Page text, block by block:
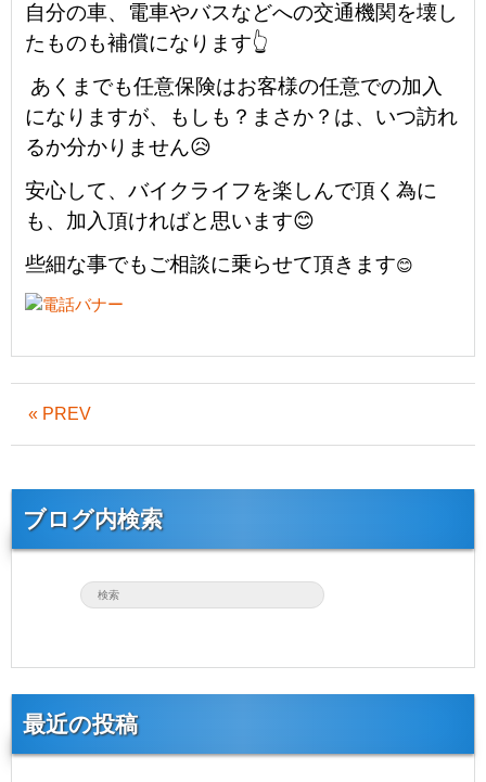
自分の車、電車やバスなどへの交通機関を壊し
たものも補償になります👆
あくまでも任意保険はお客様の任意での加入
になりますが、もしも？まさか？は、いつ訪れ
るか分かりません😥
安心して、バイクライフを楽しんで頂く為に
も、加入頂ければと思います😊
些細な事でもご相談に乗らせて頂きます😊
« PREV
ブログ内検索
最近の投稿